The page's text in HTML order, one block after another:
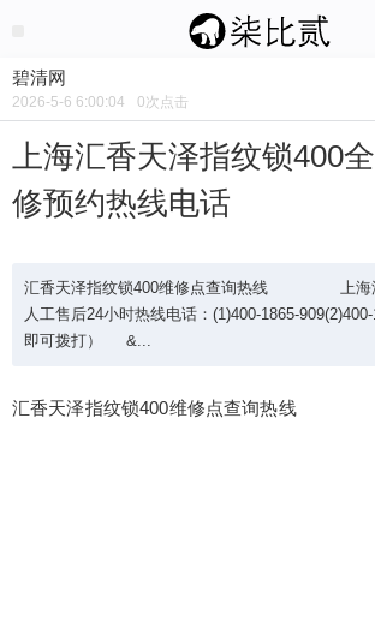
碧清网
2026-5-6 6:00:04 0次点击
上海汇香天泽指纹锁400
修预约热线电话
汇香天泽指纹锁400维修点查询热线 上海汇
人工售后24小时热线电话：(1)400-1865-
即可拨打） &...
汇香天泽指纹锁400维修点查询热线
上海汇香天泽指纹锁400全